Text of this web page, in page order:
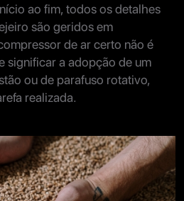
ao fim, todos os detalhes
são geridos em
de ar certo não é
significar a adopção de um
ou de parafuso rotativo,
realizada.